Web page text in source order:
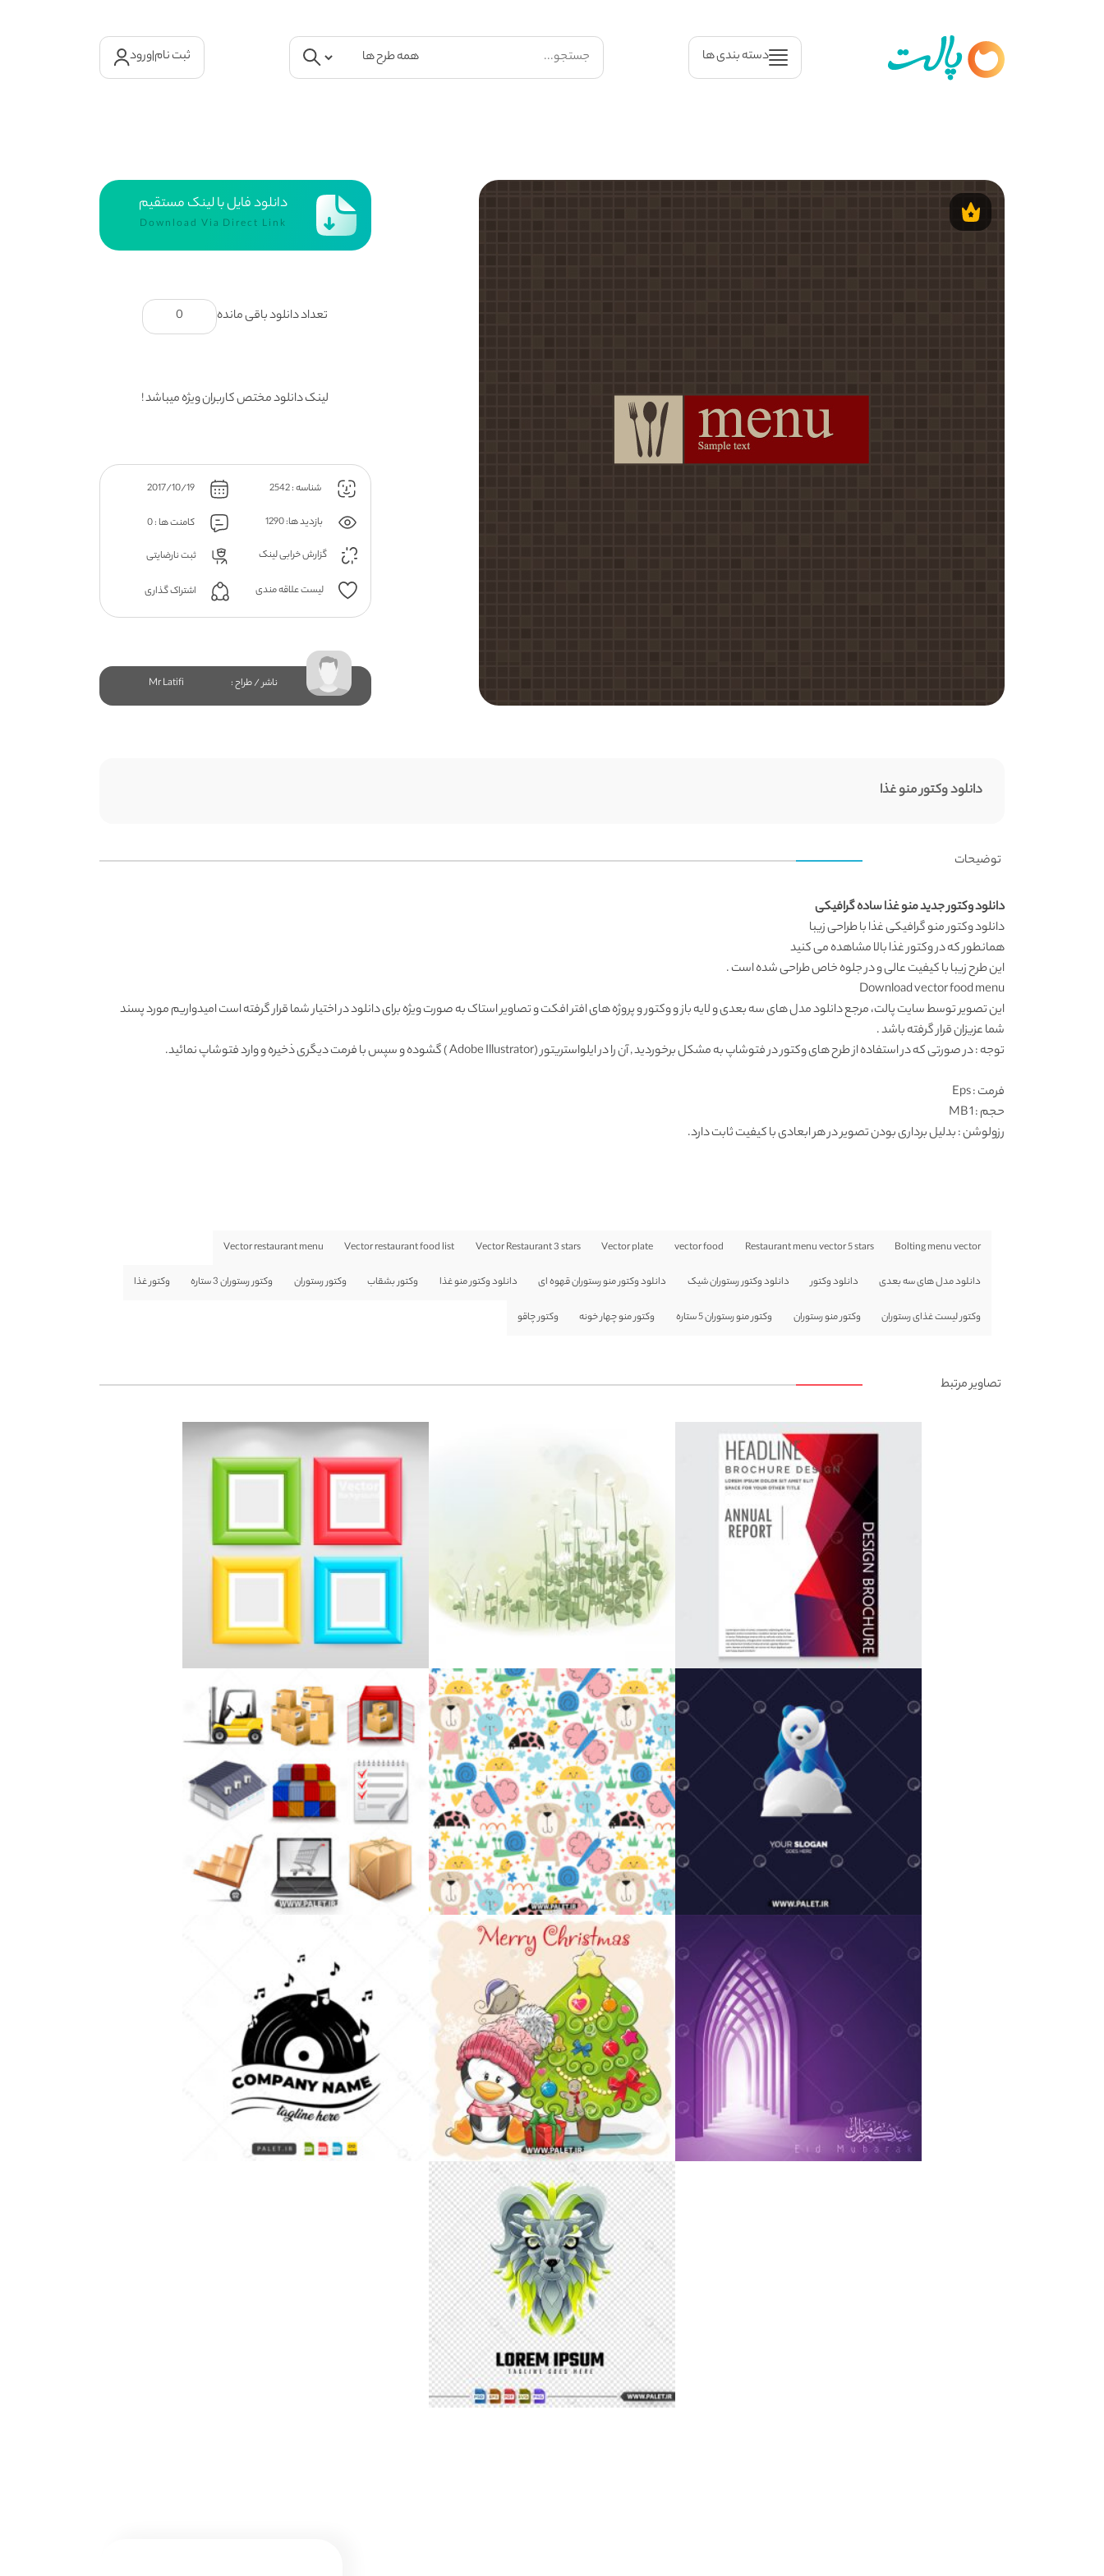
دسته بندی ها ثبت نام|ورود
دانلود فایل با لینک مستقیم
Download Via Direct Link
تعداد دانلود باقی مانده 0
لینک دانلود مختص کاربران ویژه میباشد !
شناسه : 2542 2017/10/19
بازدید ها: 1290
کامنت ها : 0
گزارش خرابی لینک
ثبت نارضایتی
لیست علاقه مندی اشتراک گذاری
ناشر / طراح : Mr Latifi
دانلود وکتور منو غذا
توضیحات
دانلود وکتور جدید منو غذا ساده گرافیکی
دانلود وکتورمنو گرافیکی غذا با طراحی زیبا
همانطور که دروکتور غذابالا مشاهده می کنید
این طرح زیبا با کیفیت عالی و در جلوه خاص طراحی شده است .
Download vector food menu
این تصویر توسطسایت پالت، مرجعدانلود مدل های سه بعدیو لایه باز و وکتور و پروژه های افتر افکت و تصاویر استاک به صورت ویژه برای دانلود در اختیار شما قرار گرفته است امیدواریم مورد پسند
شما عزیزان قرار گرفته باشد .
توجه : در صورتی که در استفاده از طرح های وکتور در فتوشاپ به مشکل برخوردید , آن را در ایلواستریتور (Adobe Illustrator ) گشوده و سپس با فرمت دیگری ذخیره و وارد فتوشاپ نمائید.
فرمت: Eps
حجم : 1 MB
رزولوشن: بدلیل برداری بودن تصویر در هر ابعادی با کیفیت ثابت دارد.
Bolting menu vector
Restaurant menu vector 5 stars
vector food
Vector plate
Vector Restaurant 3 stars
Vector restaurant food list
Vector restaurant menu
دانلود مدل های سه بعدی دانلود وکتور دانلود وکتور رستوران شیک دانلود وکتور منو رستوران قهوه ای دانلود وکتور منو غذا وکتور بشقاب وکتور رستوران وکتور رستوران 3 ستاره وکتور غذا
وکتور لیست غذای رستوران وکتور منو رستوران وکتور منو رستوران 5 ستاره وکتور منو چهار خونه وکتور چاقو
تصاویر مرتبط